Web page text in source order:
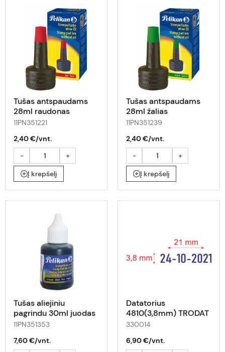
Tušas antspaudams
28ml raudonas
11PN351221
2,40 €/vnt.
-
+
Į krepšelį
Tušas antspaudams
28ml žalias
11PN351239
2,40 €/vnt.
-
+
Į krepšelį
Tušas aliejiniu
pagrindu 30ml juodas
11PN351353
7,60 €/vnt.
Datatorius
4810(3,8mm) TRODAT
MA
330014
6,90 €/vnt.